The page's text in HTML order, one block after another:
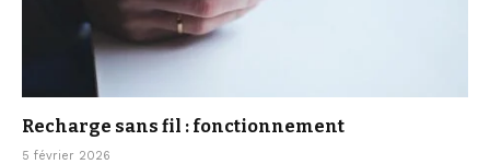
Recharge sans fil : fonctionnement
5 février 2026